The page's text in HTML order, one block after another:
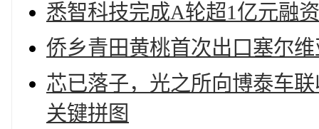
悉智科技完成A轮超1亿元融资
侨乡青田黄桃首次出口塞尔
芯已落子，光之所向博泰车
关键拼图